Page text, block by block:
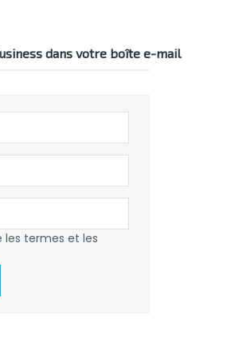
dans votre boîte e-mail
termes et les